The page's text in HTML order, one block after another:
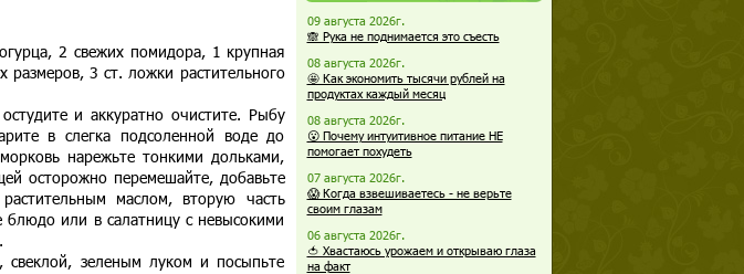
2 свежих помидора, 1 крупная
размеров, 3 ст. ложки растительного
и аккуратно очистите. Рыбу
в слегка подсоленной воде до
нарежьте тонкими дольками,
осторожно перемешайте, добавьте
маслом, вторую часть
или в салатницу с невысокими
свеклой, зеленым луком и посыпьте
09 августа 2026г.
🙈 Рука не поднимается это съесть
08 августа 2026г.
🤩 Как экономить тысячи рублей на
продуктах каждый месяц
08 августа 2026г.
😮 Почему интуитивное питание НЕ
помогает похудеть
07 августа 2026г.
😱 Когда взвешиваетесь - не верьте
своим глазам
06 августа 2026г.
🍅 Хвастаюсь урожаем и открываю глаза
на факт